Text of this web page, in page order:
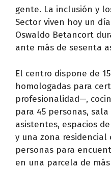
gente. La inclusión y
Sector viven hoy un
Oswaldo Betancort
ante más de sesenta
El centro dispone de
homologadas para
profesionalidad—,
para 45 personas,
asistentes, espacios
y una zona residencial
personas para
en una parcela de